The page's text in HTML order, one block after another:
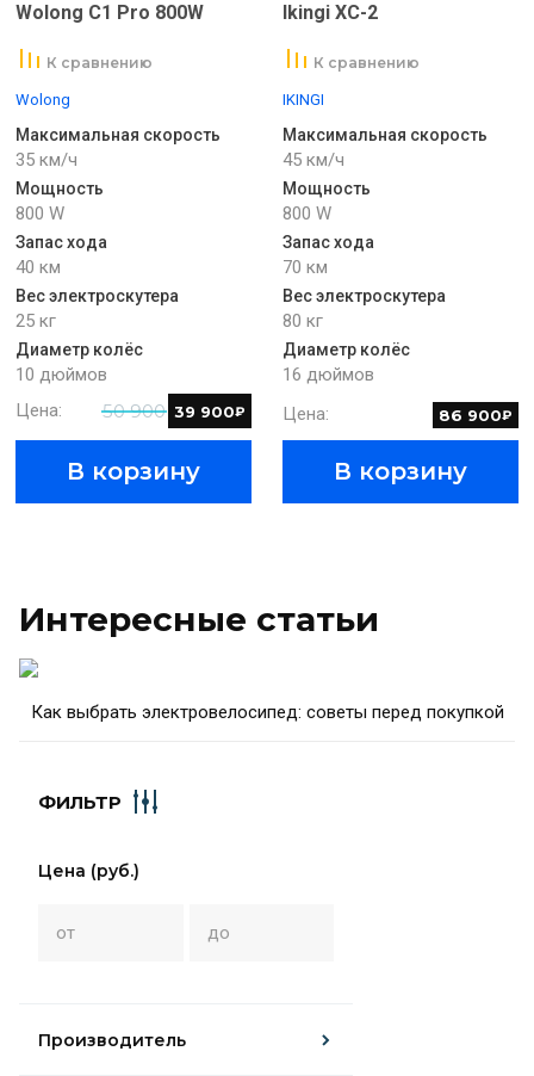
ФИЛЬТР
Цена (руб.)
Производитель
Wolong C1 Pro 800W
К сравнению
Wolong
Максимальная скорость
35 км/ч
Мощность
800 W
Запас хода
40 км
Вес электроскутера
25 кг
Диаметр колёс
10 дюймов
Цена:
50 900 39 900₽
В корзину
Ikingi ХС-2
К сравнению
IKINGI
Максимальная скорость
45 км/ч
Мощность
800 W
Запас хода
70 км
Вес электроскутера
80 кг
Диаметр колёс
16 дюймов
Цена:
86 900₽
В корзину
Интересные статьи
Как выбрать электровелосипед: советы перед покупкой